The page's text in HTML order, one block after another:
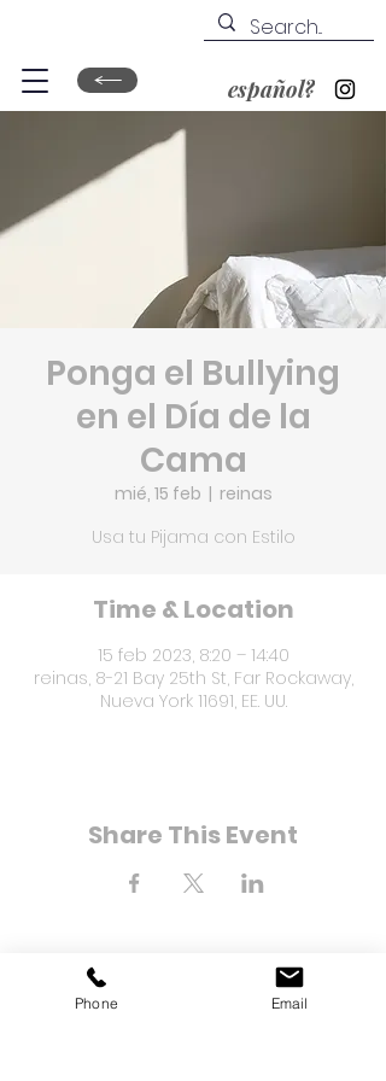
español?
Ponga el Bullying
en el Día de la
Cama
mié, 15 feb
  |
reinas
Usa tu Pijama con Estilo
Time & Location
15 feb 2023, 8:20 – 14:40
reinas, 8-21 Bay 25th St, Far Rockaway,
Nueva York 11691, EE. UU.
Share This Event
Phone Email